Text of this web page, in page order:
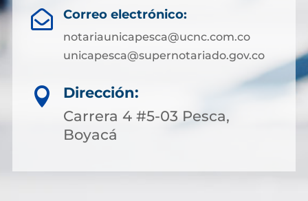
 Correo electrónico:
notariaunicapesca@ucnc.com.co
unicapesca@supernotariado.gov.co

Dirección:
Carrera 4 #5-03 Pesca,
Boyacá